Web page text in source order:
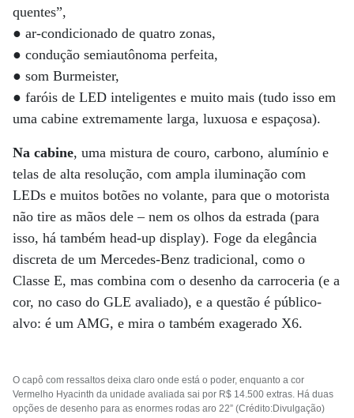
quentes”,
● ar-condicionado de quatro zonas,
● condução semiautônoma perfeita,
● som Burmeister,
● faróis de LED inteligentes e muito mais (tudo isso em
uma cabine extremamente larga, luxuosa e espaçosa).
Na cabine, uma mistura de couro, carbono, alumínio e
telas de alta resolução, com ampla iluminação com
LEDs e muitos botões no volante, para que o motorista
não tire as mãos dele – nem os olhos da estrada (para
isso, há também head-up display). Foge da elegância
discreta de um Mercedes-Benz tradicional, como o
Classe E, mas combina com o desenho da carroceria (e a
cor, no caso do GLE avaliado), e a questão é público-
alvo: é um AMG, e mira o também exagerado X6.
O capô com ressaltos deixa claro onde está o poder, enquanto a cor
Vermelho Hyacinth da unidade avaliada sai por R$ 14.500 extras. Há duas
opções de desenho para as enormes rodas aro 22” (Crédito:Divulgação)